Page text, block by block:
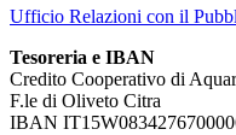
Ufficio Relazioni con il
Tesoreria e IBAN
Credito Cooperativo di
F.le di Oliveto Citra
IBAN